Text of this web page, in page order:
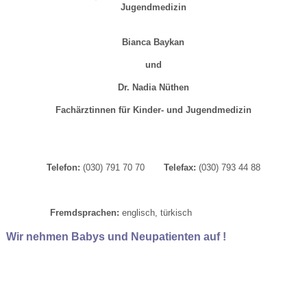
Jugendmedizin
Bianca Baykan
und
Dr. Nadia Nüthen
Fachärztinnen für Kinder- und Jugendmedizin
Telefon: (030) 791 70 70Telefax: (030) 793 44 88
Fremdsprachen: englisch, türkisch
Wir nehmen Babys und Neupatienten auf !